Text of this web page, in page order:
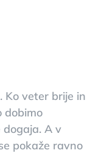
Ko veter brije in
dobimo
dogaja. A v
pokaže ravno